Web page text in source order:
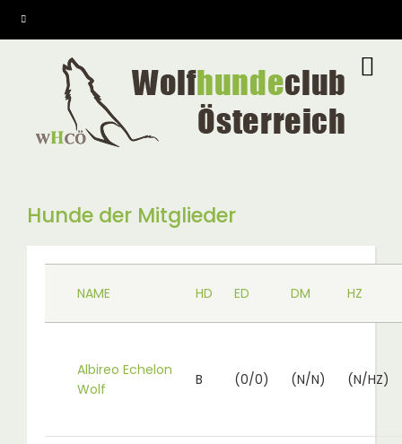
Hunde der Mitglieder
NAME HD ED DM HZ
Albireo Echelon
Wolf
B (0/0) (N/N) (N/HZ)